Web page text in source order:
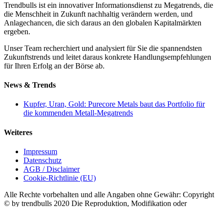
Trendbulls ist ein innovativer Informationsdienst zu Megatrends, die
die Menschheit in Zukunft nachhaltig verändern werden, und
Anlagechancen, die sich daraus an den globalen Kapitalmärkten
ergeben.
Unser Team recherchiert und analysiert für Sie die spannendsten
Zukunftstrends und leitet daraus konkrete Handlungsempfehlungen
für Ihren Erfolg an der Börse ab.
News & Trends
Kupfer, Uran, Gold: Purecore Metals baut das Portfolio für
die kommenden Metall-Megatrends
Weiteres
Impressum
Datenschutz
AGB / Disclaimer
Cookie-Richtlinie (EU)
Alle Rechte vorbehalten und alle Angaben ohne Gewähr: Copyright
© by trendbulls 2020 Die Reproduktion, Modifikation oder